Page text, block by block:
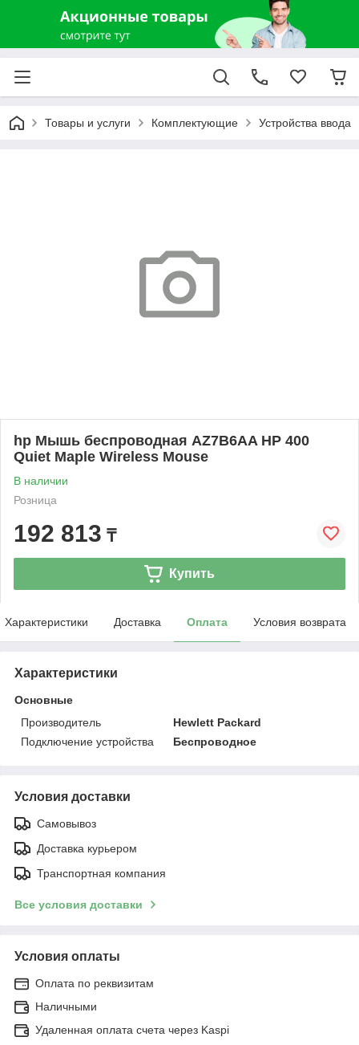
Товары и услуги Комплектующие Устройства ввода
hp Mышь беспроводная AZ7B6AA HP 400
Quiet Maple Wireless Mouse
В наличии
Розница
192 813 ₸
Купить
Характеристики Доставка Оплата Условия возврата
Характеристики
Основные
Производитель
Hewlett Packard
Подключение устройства
Беспроводное
Условия доставки
Самовывоз
Доставка курьером
Транспортная компания
Все условия доставки
Условия оплаты
Оплата по реквизитам
Наличными
Удаленная оплата счета через Kaspi